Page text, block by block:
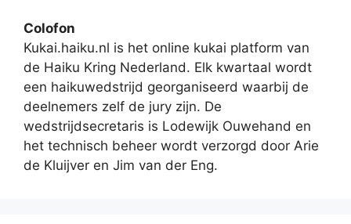
Colofon
Kukai.haiku.nl is het online kukai platform van
de Haiku Kring Nederland. Elk kwartaal wordt
een haikuwedstrijd georganiseerd waarbij de
deelnemers zelf de jury zijn. De
wedstrijdsecretaris is Lodewijk Ouwehand en
het technisch beheer wordt verzorgd door Arie
de Kluijver en Jim van der Eng.